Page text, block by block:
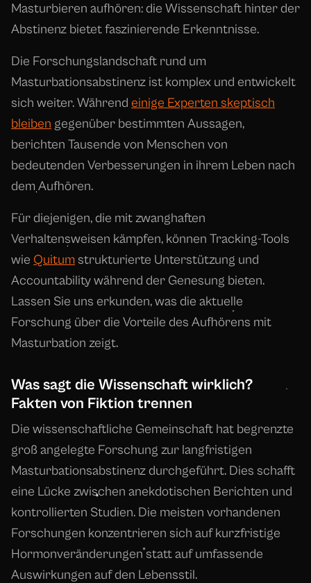
Masturbieren aufhören: die Wissenschaft hinter der
Abstinenz bietet faszinierende Erkenntnisse.
Die Forschungslandschaft rund um
Masturbationsabstinenz ist komplex und entwickelt
sich weiter. Während einige Experten skeptisch
bleiben gegenüber bestimmten Aussagen,
berichten Tausende von Menschen von
bedeutenden Verbesserungen in ihrem Leben nach
dem Aufhören.
Für diejenigen, die mit zwanghaften
Verhaltensweisen kämpfen, können Tracking-Tools
wie Quitum strukturierte Unterstützung und
Accountability während der Genesung bieten.
Lassen Sie uns erkunden, was die aktuelle
Forschung über die Vorteile des Aufhörens mit
Masturbation zeigt.
Was sagt die Wissenschaft wirklich?
Fakten von Fiktion trennen
Die wissenschaftliche Gemeinschaft hat begrenzte
groß angelegte Forschung zur langfristigen
Masturbationsabstinenz durchgeführt. Dies schafft
eine Lücke zwischen anekdotischen Berichten und
kontrollierten Studien. Die meisten vorhandenen
Forschungen konzentrieren sich auf kurzfristige
Hormonveränderungen statt auf umfassende
Auswirkungen auf den Lebensstil.